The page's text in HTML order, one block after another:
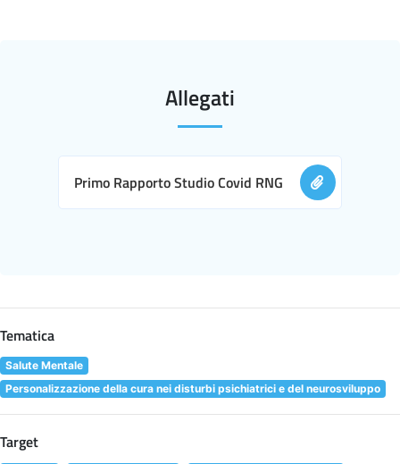
Allegati
Primo Rapporto Studio Covid RNG
Tematica
Salute Mentale
Personalizzazione della cura nei disturbi psichiatrici e del neurosviluppo
Target